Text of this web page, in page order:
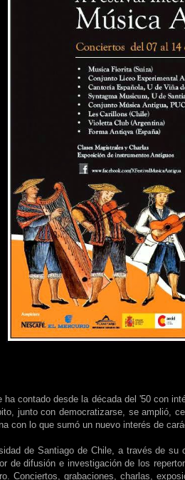
ha contado desde la década del '50 con
junto con democratizarse, se amplió,
con lo que sumó un nuevo interés de
de Santiago de Chile, a través de
de difusión e investigación de los
Conciertos, grabaciones, charlas,